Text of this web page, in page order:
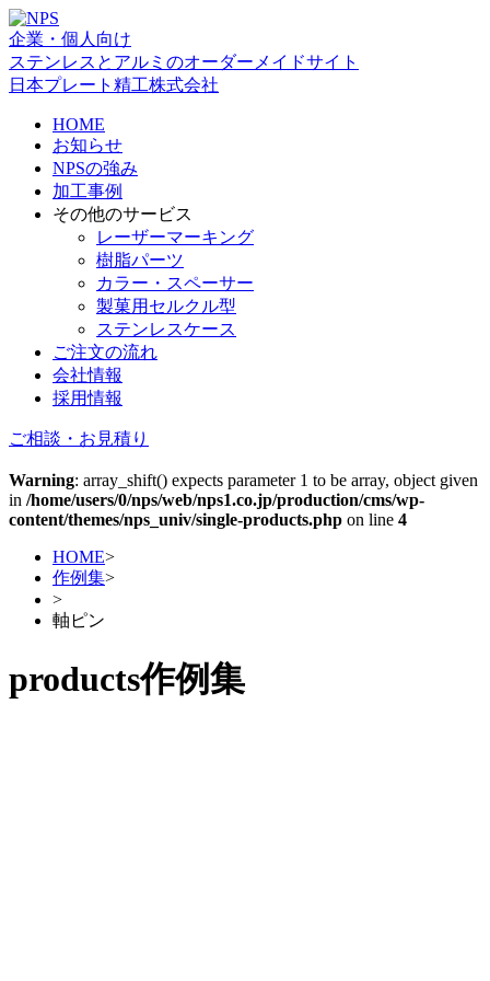
企業・個人向け
ステンレスとアルミのオーダーメイドサイト
日本プレート精工株式会社
HOME
お知らせ
NPSの強み
加工事例
その他のサービス
レーザーマーキング
樹脂パーツ
カラー・スペーサー
製菓用セルクル型
ステンレスケース
ご注文の流れ
会社情報
採用情報
ご相談・お見積り
Warning: array_shift() expects parameter 1 to be array, object given
in /home/users/0/nps/web/nps1.co.jp/production/cms/wp-
content/themes/nps_univ/single-products.php on line 4
HOME>
作例集>
>
軸ピン
products作例集